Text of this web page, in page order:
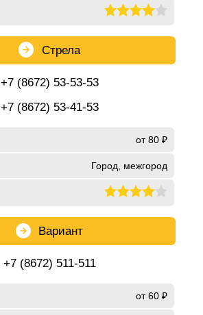
Стрела
+7 (8672) 53-53-53
+7 (8672) 53-41-53
от 80 ₽
Город, межгород
Вариант
+7 (8672) 511-511
от 60 ₽